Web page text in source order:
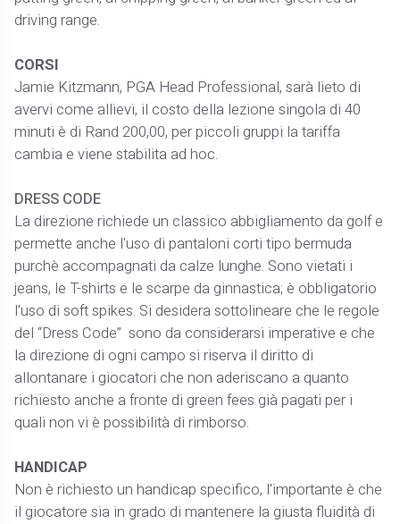
driving range.
CORSI
Jamie Kitzmann, PGA Head Professional, sarà lieto di
avervi come allievi, il costo della lezione singola di 40
minuti è di Rand 200,00, per piccoli gruppi la tariffa
cambia e viene stabilita ad hoc.
DRESS CODE
La direzione richiede un classico abbigliamento da golf e
permette anche l'uso di pantaloni corti tipo bermuda
purchè accompagnati da calze lunghe. Sono vietati i
jeans, le T-shirts e le scarpe da ginnastica; è obbligatorio
l'uso di soft spikes. Si desidera sottolineare che le regole
del “Dress Code” sono da considerarsi imperative e che
la direzione di ogni campo si riserva il diritto di
allontanare i giocatori che non aderiscano a quanto
richiesto anche a fronte di green fees già pagati per i
quali non vi è possibilità di rimborso.
HANDICAP
Non è richiesto un handicap specifico, l'importante è che
il giocatore sia in grado di mantenere la giusta fluidità di